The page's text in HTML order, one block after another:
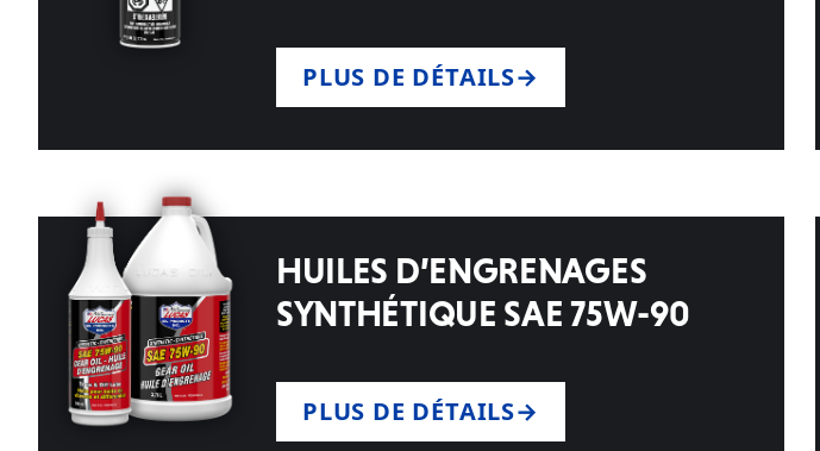
PLUS DE DÉTAILS
HUILES D’ENGRENAGES
SYNTHÉTIQUE SAE 75W-90
PLUS DE DÉTAILS